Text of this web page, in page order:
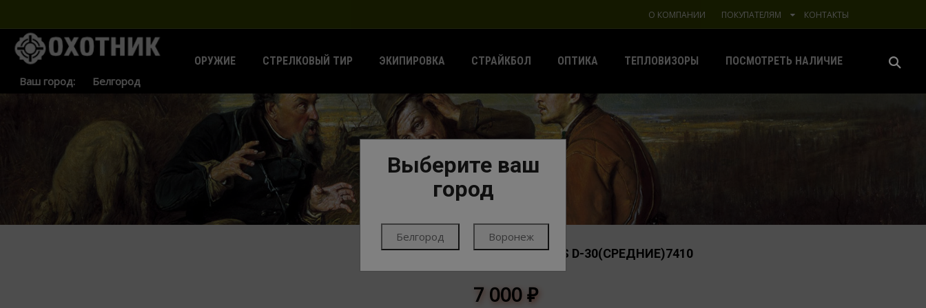
О КОМПАНИИ ПОКУПАТЕЛЯМ КОНТАКТЫ
Ваш город:
ОРУЖИЕ СТРЕЛКОВЫЙ ТИР ЭКИПИРОВКА СТРАЙКБОЛ ОПТИКА ТЕПЛОВИЗОРЫ ПОСМОТРЕТЬ НАЛИЧИЕ
Выберите ваш
город
Белгород Воронеж
ГЛАВНАЯ КРОНШТЕЙНЫ
КОЛЬЦА KONUS D-30(СРЕДНИЕ)7410
7 000₽